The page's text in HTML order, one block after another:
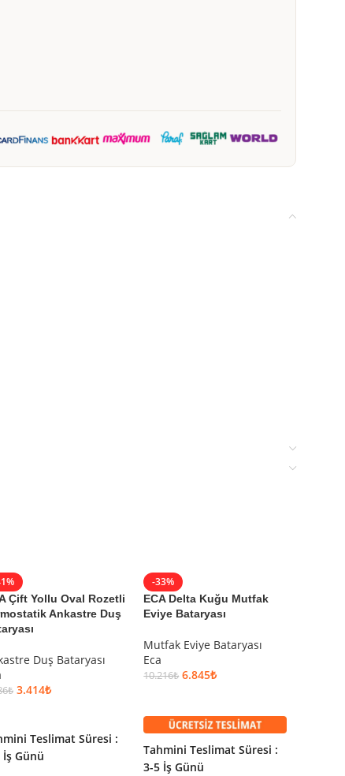
Çift Yollu Oval Rozetli
Ankastre Duş
Duş Bataryası
₺ 3.414₺
Teslimat Süresi :
İş Günü
-33%
ECA Delta Kuğu Mutfak
Eviye Bataryası
Mutfak Eviye Bataryası
Eca
10.216₺ 6.845₺
Tahmini Teslimat Süresi :
3-5 İş Günü